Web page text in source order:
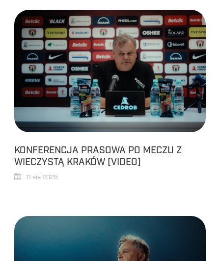
KONFERENCJA PRASOWA PO MECZU Z
WIECZYSTĄ KRAKÓW [VIDEO]
11 sie 2025